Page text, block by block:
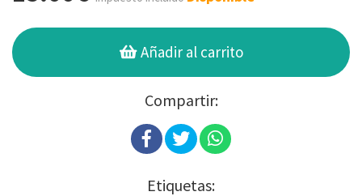
Añadir al carrito
Compartir:
Etiquetas: